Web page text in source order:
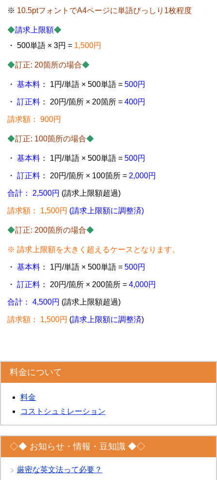
※ 10.5ptフォントでA4ページに単語びっしり1枚程度
◆請求上限額◆
・ 500単語 × 3円 = 1,500円
◆訂正: 20箇所の場合◆
・ 基本料 ： 1円/単語 × 500単語 = 500円
・ 訂正料 ： 20円/箇所 × 20箇所 = 400円
請求額： 900円
◆訂正: 100箇所の場合◆
・ 基本料 ： 1円/単語 × 500単語 = 500円
・ 訂正料 ： 20円/箇所 × 100箇所 = 2,000円
合計： 2,500円 (請求上限額超過)
請求額： 1,500円 (請求上限額に調整済)
◆訂正: 200箇所の場合◆
※ 請求上限額を大きく超えるケースとなります。
・ 基本料 ： 1円/単語 × 500単語 = 500円
・ 訂正料 ： 20円/箇所 × 200箇所 = 4,000円
合計： 4,500円 (請求上限額超過)
請求額： 1,500円 (請求上限額に調整済)
料金について
料金
コストシュミレーション
◇◆ お知らせ・情報・豆知識 ◆◇
厳密な英文法って必要？